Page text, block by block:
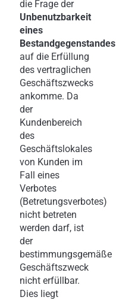
die Frage der
Unbenutzbarkeit
eines
Bestandgegenstandes
auf die Erfüllung
des vertraglichen
Geschäftszwecks
ankomme. Da
der
Kundenbereich
des
Geschäftslokales
von Kunden im
Fall eines
Verbotes
(Betretungsverbotes)
nicht betreten
werden darf, ist
der
bestimmungsgemäße
Geschäftszweck
nicht erfüllbar.
Dies liegt